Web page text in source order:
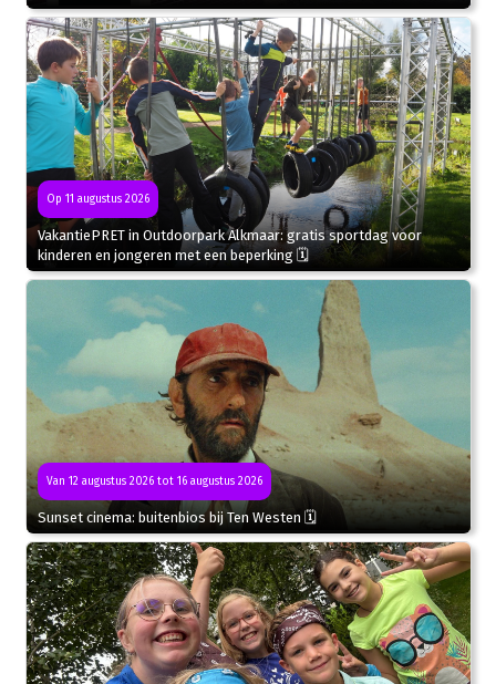
Op 11 augustus 2026
VakantiePRET in Outdoorpark Alkmaar: gratis sportdag voor
kinderen en jongeren met een beperking 🗓
Van 12 augustus 2026 tot 16 augustus 2026
Sunset cinema: buitenbios bij Ten Westen 🗓